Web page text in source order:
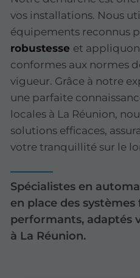
vos installations. Nous
équipements reconnus
robustesse et
conformes aux normes
vigueur. Grâce à notre
une parfaite
locales à La Réunion,
solutions efficaces,
votre tranquillité sur le
Spécialistes en
en place des systèmes
performants, adaptés
à La Réunion.